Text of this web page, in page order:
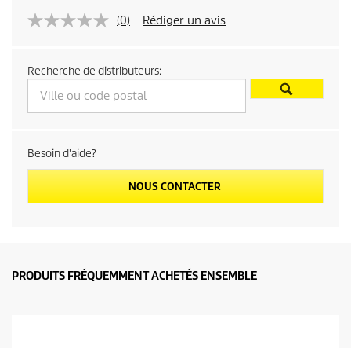
(0) Rédiger un avis
Recherche de distributeurs:
Besoin d'aide?
NOUS CONTACTER
PRODUITS FRÉQUEMMENT ACHETÉS ENSEMBLE